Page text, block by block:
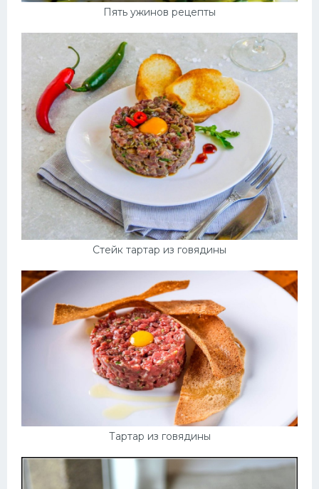
Пять ужинов рецепты
Стейк тартар из говядины
Тартар из говядины